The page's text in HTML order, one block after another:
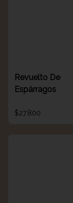
Revuelto De
Espárragos
$27.800